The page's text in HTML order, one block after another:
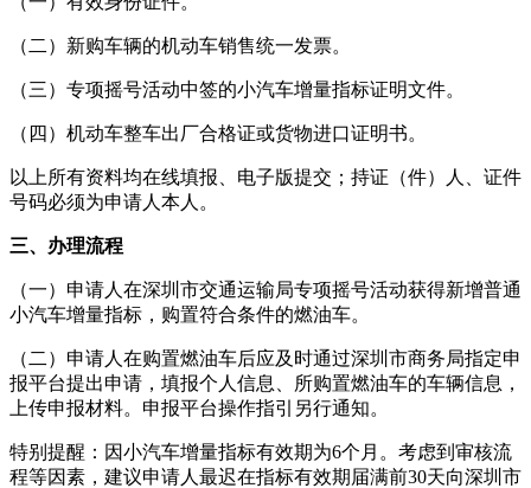
（二）新购车辆的机动车销售统一发票。
（三）专项摇号活动中签的小汽车增量指标证明文件。
（四）机动车整车出厂合格证或货物进口证明书。
以上所有资料均在线填报、电子版提交；持证（件）人、证件
号码必须为申请人本人。
三、办理流程
（一）申请人在深圳市交通运输局专项摇号活动获得新增普通
小汽车增量指标，购置符合条件的燃油车。
（二）申请人在购置燃油车后应及时通过深圳市商务局指定申
报平台提出申请，填报个人信息、所购置燃油车的车辆信息，
上传申报材料。申报平台操作指引另行通知。
特别提醒：因小汽车增量指标有效期为6个月。考虑到审核流
程等因素，建议申请人最迟在指标有效期届满前30天向深圳市